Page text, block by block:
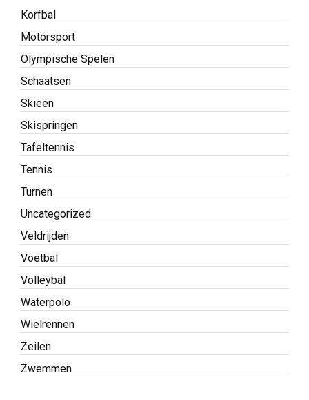
Korfbal
Motorsport
Olympische Spelen
Schaatsen
Skieën
Skispringen
Tafeltennis
Tennis
Turnen
Uncategorized
Veldrijden
Voetbal
Volleybal
Waterpolo
Wielrennen
Zeilen
Zwemmen